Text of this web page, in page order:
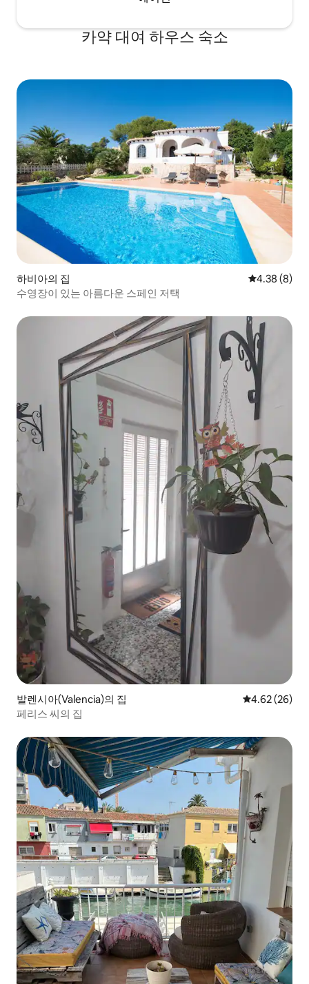
카약 대여 하우스 숙소
하비아의 집 평점 4.38점
4.38 (8)
수영장이 있는 아름다운 스페인 저택
발렌시아(Valencia)의 집 평점 4.62점(5
4.62 (26)
페리스 씨의 집